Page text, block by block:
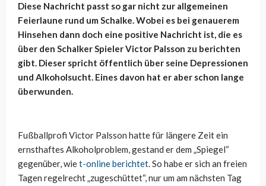
Diese Nachricht passt so gar nicht zur allgemeinen
Feierlaune rund um Schalke. Wobei es bei genauerem
Hinsehen dann doch eine positive Nachricht ist, die es
über den Schalker Spieler Victor Palsson zu berichten
gibt. Dieser spricht öffentlich über seine Depressionen
und Alkoholsucht. Eines davon hat er aber schon lange
überwunden.
Fußballprofi Victor Palsson hatte für längere Zeit ein
ernsthaftes Alkoholproblem, gestand er dem „Spiegel“
gegenüber, wiet-online berichtet. So habe er sich an freien
Tagen regelrecht „zugeschüttet“, nur um am nächsten Tag